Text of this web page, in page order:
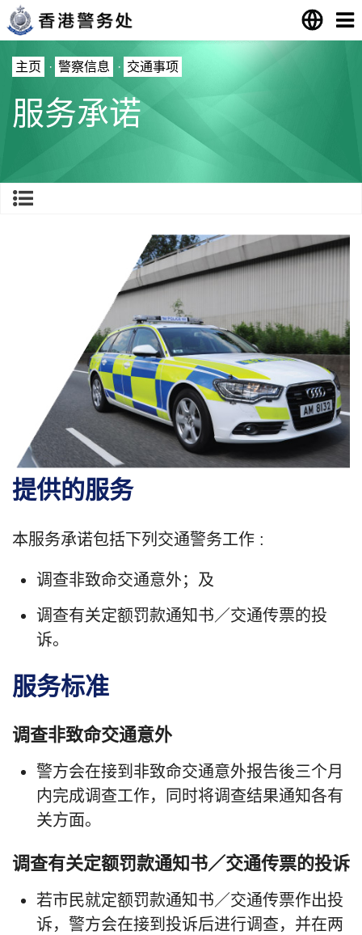
主页 · 警察信息 · 交通事项
服务承诺
提供的服务
本服务承诺包括下列交通警务工作 :
调查非致命交通意外；及
调查有关定额罚款通知书／交通传票的投
诉。
服务标准
调查非致命交通意外
警方会在接到非致命交通意外报告後三个月
内完成调查工作，同时将调查结果通知各有
关方面。
调查有关定额罚款通知书／交通传票的投诉
若市民就定额罚款通知书／交通传票作出投
诉，警方会在接到投诉后进行调查，并在两